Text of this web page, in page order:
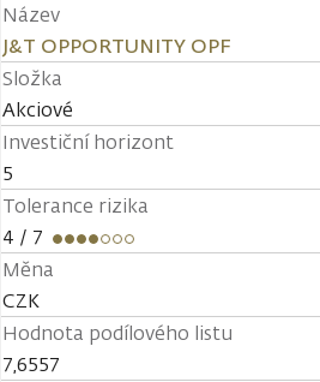
Název
J&T OPPORTUNITY OPF
Složka
Akciové
Investiční horizont
5
Tolerance rizika
4 / 7
Měna
CZK
Hodnota podílového listu
7,6557